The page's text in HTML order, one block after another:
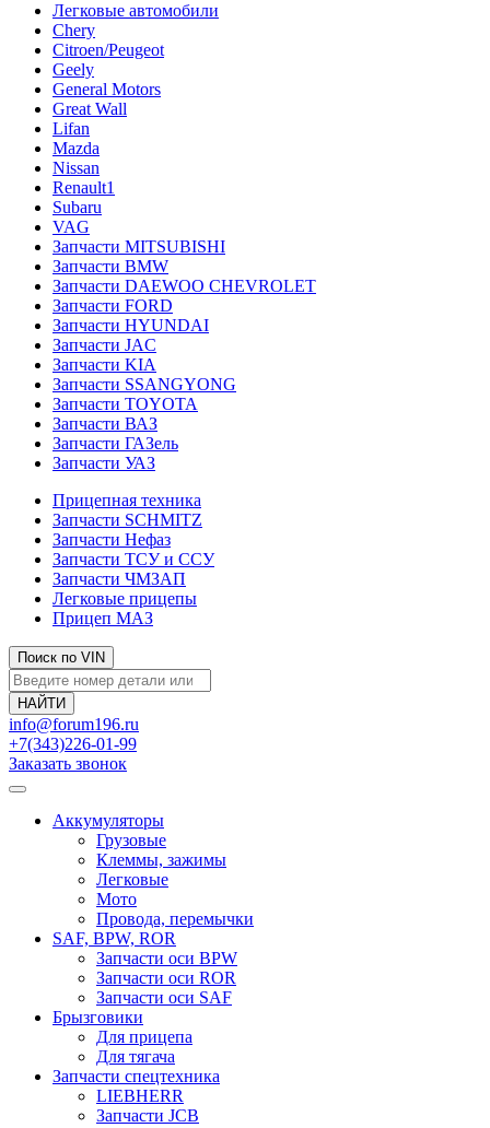
Легковые автомобили
Chery
Citroen/Peugeot
Geely
General Motors
Great Wall
Lifan
Mazda
Nissan
Renault1
Subaru
VAG
Запчасти MITSUBISHI
Запчасти BMW
Запчасти DAEWOO CHEVROLET
Запчасти FORD
Запчасти HYUNDAI
Запчасти JAC
Запчасти KIA
Запчасти SSANGYONG
Запчасти TOYOTA
Запчасти ВАЗ
Запчасти ГАЗель
Запчасти УАЗ
Прицепная техника
Запчасти SCHMITZ
Запчасти Нефаз
Запчасти ТСУ и ССУ
Запчасти ЧМЗАП
Легковые прицепы
Прицеп МАЗ
Поиск по VIN
info@forum196.ru
+7(343)226-01-99
Заказать звонок
Аккумуляторы
Грузовые
Клеммы, зажимы
Легковые
Мото
Провода, перемычки
SAF, BPW, ROR
Запчасти оси BPW
Запчасти оси ROR
Запчасти оси SAF
Брызговики
Для прицепа
Для тягача
Запчасти спецтехника
LIEBHERR
Запчасти JCB